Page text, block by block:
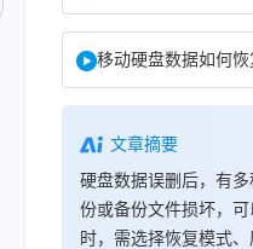
移动硬盘数据如何恢
文章摘要
硬盘数据误删后，有
份或备份文件损坏，
时，需选择恢复模式